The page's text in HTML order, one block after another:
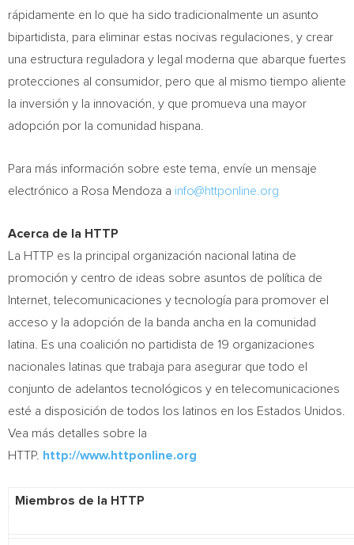
rápidamente en lo que ha sido tradicionalmente un asunto
bipartidista, para eliminar estas nocivas regulaciones, y crear
una estructura reguladora y legal moderna que abarque fuertes
protecciones al consumidor, pero que al mismo tiempo aliente
la inversión y la innovación, y que promueva una mayor
adopción por la comunidad hispana.
Para más información sobre este tema, envíe un mensaje
electrónico a Rosa Mendoza a info@httponline.org
Acerca de la HTTP
La HTTP es la principal organización nacional latina de
promoción y centro de ideas sobre asuntos de política de
Internet, telecomunicaciones y tecnología para promover el
acceso y la adopción de la banda ancha en la comunidad
latina. Es una coalición no partidista de 19 organizaciones
nacionales latinas que trabaja para asegurar que todo el
conjunto de adelantos tecnológicos y en telecomunicaciones
esté a disposición de todos los latinos en los Estados Unidos.
Vea más detalles sobre la
HTTP.
http://www.httponline.org
Miembros de la HTTP